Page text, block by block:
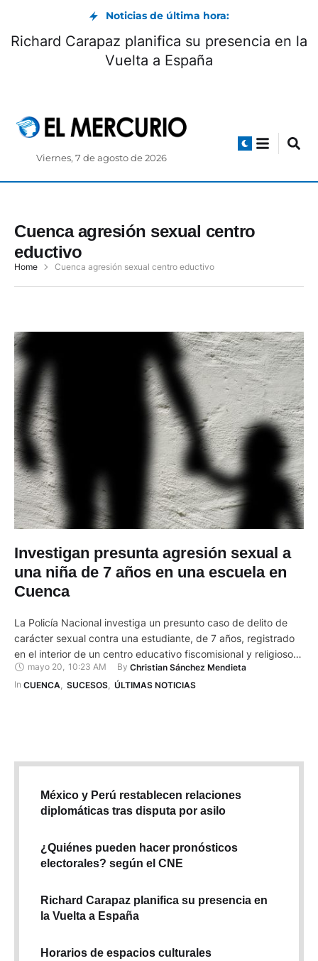
Noticias de última hora:
Richard Carapaz planifica su presencia en la
Vuelta a España
Viernes, 7 de agosto de 2026
Cuenca agresión sexual centro
eductivo
Home Cuenca agresión sexual centro eductivo
Investigan presunta agresión sexual a
una niña de 7 años en una escuela en
Cuenca
La Policía Nacional investiga un presunto caso de delito de
carácter sexual contra una estudiante, de 7 años, registrado
en el interior de un centro educativo fiscomisional y religioso
en Cuenca. El hecho fue reportado la tarde del último martes,
19 de mayo de 2026, alrededor de las 15:00, tras una alerta
mayo 20, 10:23 AM By Christian Sánchez Mendieta
In CUENCA SUCESOS, ÚLTIMAS NOTICIAS
México y Perú restablecen relaciones
diplomáticas tras disputa por asilo
¿Quiénes pueden hacer pronósticos
electorales? según el CNE
Richard Carapaz planifica su presencia en
la Vuelta a España
Horarios de espacios culturales